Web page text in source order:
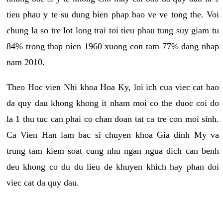
tieu phau y te su dung bien phap bao ve ve tong the. Voi
chung la so tre lot long trai toi tieu phau tung suy giam tu
84% trong thap nien 1960 xuong con tam 77% dang nhap
nam 2010.
Theo Hoc vien Nhi khoa Hoa Ky, loi ich cua viec cat bao
da quy dau khong khong it nham moi co the duoc coi do
la 1 thu tuc can phai co chan doan tat ca tre con moi sinh.
Ca Vien Han lam bac si chuyen khoa Gia dinh My va
trung tam kiem soat cung nhu ngan ngua dich can benh
deu khong co du du lieu de khuyen khich hay phan doi
viec cat da quy dau.